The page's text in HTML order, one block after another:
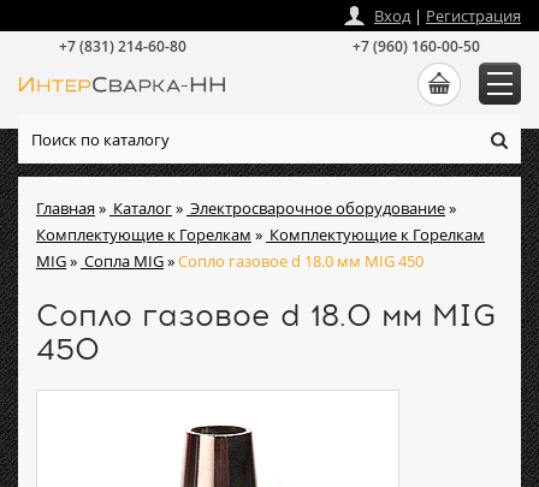
Главная» Каталог» Электросварочное оборудование»
Комплектующие к Горелкам » Комплектующие к Горелкам
MIG» Сопла MIG»Сопло газовое d 18.0 мм MIG 450
Сопло газовое d 18.0 мм MIG
450
Вход| Регистрация
+7 (831) 214-60-80 +7 (960) 160-00-50